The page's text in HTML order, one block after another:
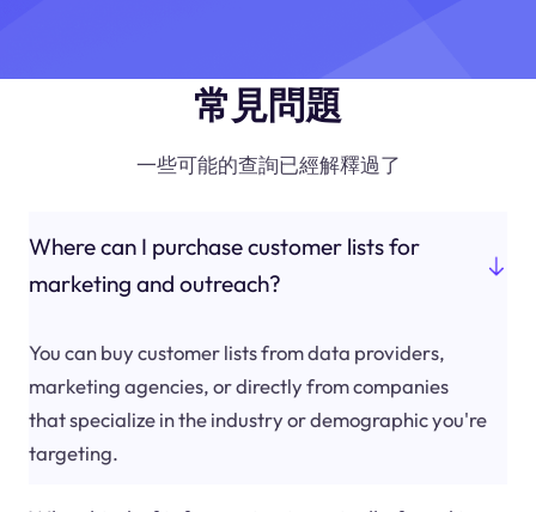
常見問題
一些可能的查詢已經解釋過了
Where can I purchase customer lists for
marketing and outreach?
You can buy customer lists from data providers,
marketing agencies, or directly from companies
that specialize in the industry or demographic you're
targeting.